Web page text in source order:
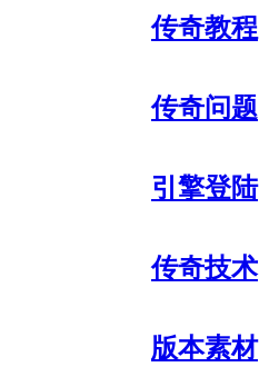
传奇教程
传奇问题
引擎登陆
传奇技术
版本素材